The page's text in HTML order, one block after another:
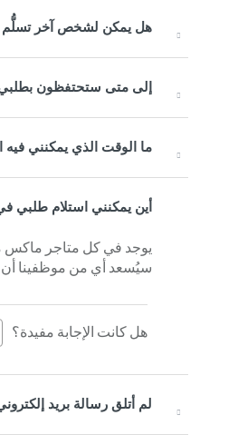
هل يمكن لشخص آخر تسلُّم
إلى متى ستحتفظون
ما الوقت الذي يمكنني فيه
أين يمكنني استلام طلبي
يوجد في كل متاجر ماكس
سيُسعد أي من موظفينا أن
هل كانت الإجابة مفيدة؟
لم أتلق رسالة بريد